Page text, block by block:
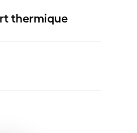
thermique